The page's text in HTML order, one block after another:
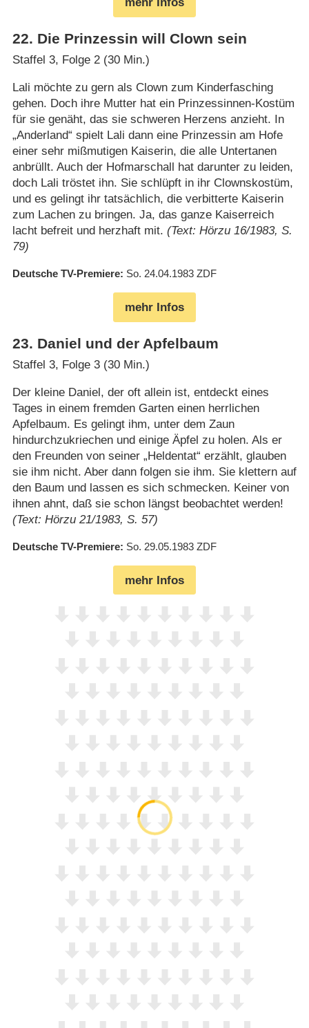
22. Die Prinzessin will Clown sein
Staffel 3, Folge 2 (30 Min.)
Lali möchte zu gern als Clown zum Kinderfasching
gehen. Doch ihre Mutter hat ein Prinzessinnen-Kostüm
für sie genäht, das sie schweren Herzens anzieht. In
„Anderland“ spielt Lali dann eine Prinzessin am Hofe
einer sehr mißmutigen Kaiserin, die alle Untertanen
anbrüllt. Auch der Hofmarschall hat darunter zu leiden,
doch Lali tröstet ihn. Sie schlüpft in ihr Clownskostüm,
und es gelingt ihr tatsächlich, die verbitterte Kaiserin
zum Lachen zu bringen. Ja, das ganze Kaiserreich
lacht befreit und herzhaft mit. (Text: Hörzu 16/1983, S.
79)
Deutsche TV-Premiere So. 24.04.1983 ZDF
mehr Infos
23. Daniel und der Apfelbaum
Staffel 3, Folge 3 (30 Min.)
Der kleine Daniel, der oft allein ist, entdeckt eines
Tages in einem fremden Garten einen herrlichen
Apfelbaum. Es gelingt ihm, unter dem Zaun
hindurchzukriechen und einige Äpfel zu holen. Als er
den Freunden von seiner „Heldentat“ erzählt, glauben
sie ihm nicht. Aber dann folgen sie ihm. Sie klettern auf
den Baum und lassen es sich schmecken. Keiner von
ihnen ahnt, daß sie schon längst beobachtet werden!
(Text: Hörzu 21/1983, S. 57)
Deutsche TV-Premiere So. 29.05.1983 ZDF
mehr Infos